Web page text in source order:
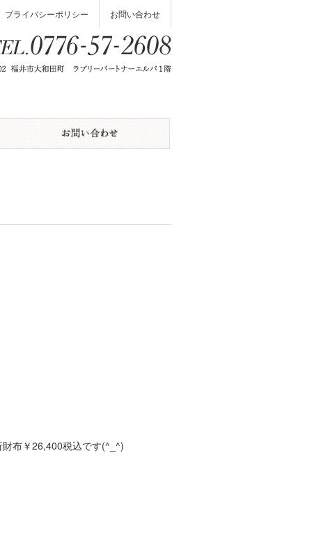
プライバシーポリシー お問い合わせ
布￥26,400税込です(^_^)